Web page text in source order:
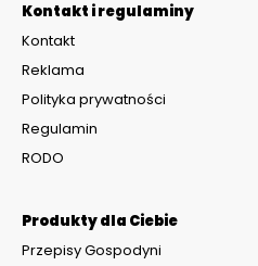
Kontakt i regulaminy
Kontakt
Reklama
Polityka prywatności
Regulamin
RODO
Produkty dla Ciebie
Przepisy Gospodyni